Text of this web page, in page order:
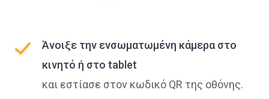
Άνοιξε την ενσωματωμένη κάμερα στο
κινητό ή στο tablet
και εστίασε στον κωδικό QR της οθόνης.